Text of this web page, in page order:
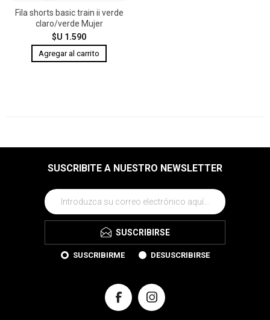
Fila shorts basic train ii verde
claro/verde Mujer
$U 1.590
SUSCRIBITE A NUESTRO NEWSLETTER
SUSCRIBIRSE
SUSCRIBIRME DESUSCRIBIRSE